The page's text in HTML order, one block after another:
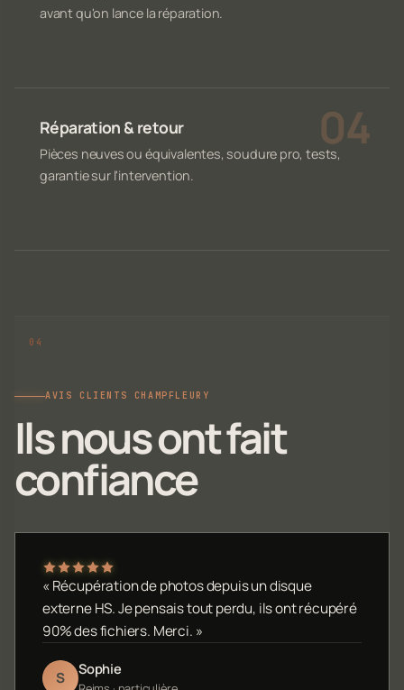
avant qu'on lance la réparation.
Réparation & retour
Pièces neuves ou équivalentes, soudure pro, tests,
garantie sur l'intervention.
AVIS CLIENTS CHAMPFLEURY
Ils nous ont fait
confiance
« Récupération de photos depuis un disque
externe HS. Je pensais tout perdu, ils ont récupéré
90% des fichiers. Merci. »
S Sophie